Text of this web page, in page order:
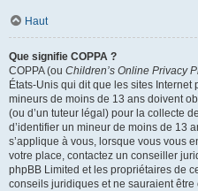
Haut
Que signifie COPPA ?
COPPA (ou Children’s Online Privacy
États-Unis qui dit que les sites
mineurs de moins de 13 ans doivent
(ou d’un tuteur légal) pour la collecte
d’identifier un mineur de moins de 13
s’applique à vous, lorsque vous vous
votre place, contactez un conseiller
phpBB Limited et les propriétaires de
conseils juridiques et ne sauraient